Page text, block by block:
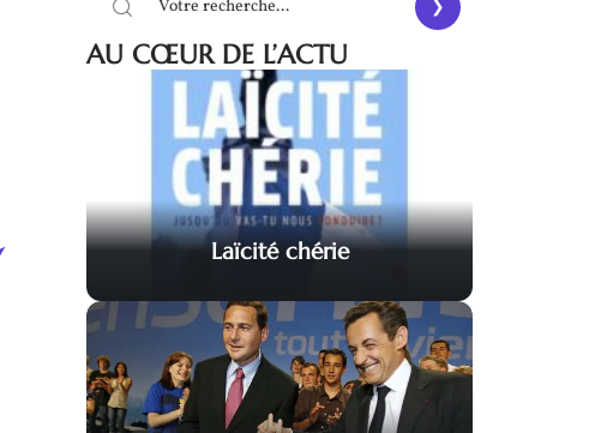
AU CŒUR DE L’ACTU
Laïcité chérie